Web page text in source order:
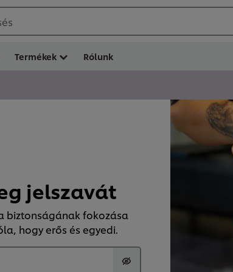
Termékek Rólunk
jelszavát
biztonságának fokozása
hogy erős és egyedi.